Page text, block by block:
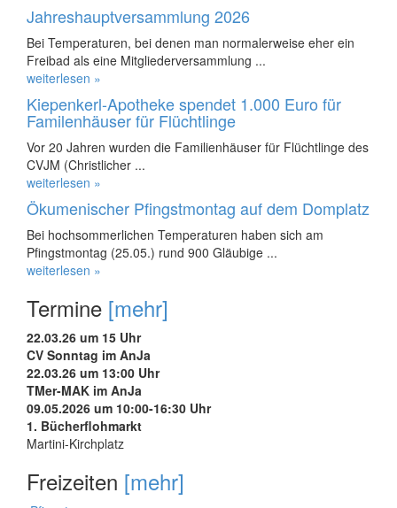
Jahreshauptversammlung 2026
Bei Temperaturen, bei denen man normalerweise eher ein
Freibad als eine Mitgliederversammlung ...
weiterlesen »
Kiepenkerl-Apotheke spendet 1.000 Euro für
Familenhäuser für Flüchtlinge
Vor 20 Jahren wurden die Familienhäuser für Flüchtlinge des
CVJM (Christlicher ...
weiterlesen »
Ökumenischer Pfingstmontag auf dem Domplatz
Bei hochsommerlichen Temperaturen haben sich am
Pfingstmontag (25.05.) rund 900 Gläubige ...
weiterlesen »
Termine [mehr]
22.03.26 um 15 Uhr
CV Sonntag im AnJa
22.03.26 um 13:00 Uhr
TMer-MAK im AnJa
09.05.2026 um 10:00-16:30 Uhr
1. Bücherflohmarkt
Martini-Kirchplatz
Freizeiten [mehr]